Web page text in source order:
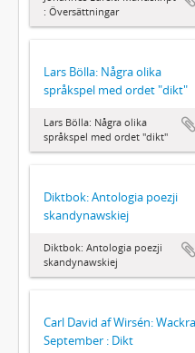
: Översättningar
Lars Bölla: Några olika
språkspel med ordet "dikt"
Lars Bölla: Några olika
språkspel med ordet "dikt"
Diktbok: Antologia poezji
skandynawskiej
Diktbok: Antologia poezji
skandynawskiej
Carl David af Wirsén: Wackra
September : Dikt